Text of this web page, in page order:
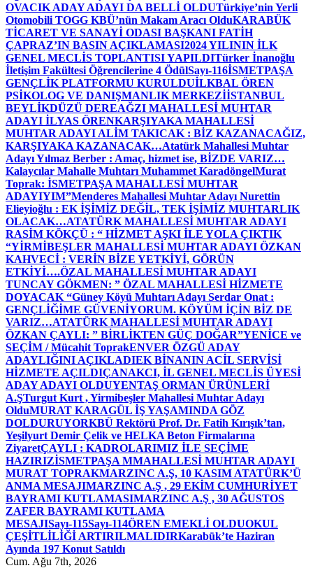
OVACIK ADAY ADAYI DA BELLİ OLDUTürkiye’nin Yerli
Otomobili TOGG KBÜ’nün Makam Aracı OlduKARABÜK
TİCARET VE SANAYİ ODASI BAŞKANI FATİH
ÇAPRAZ’IN BASIN AÇIKLAMASI2024 YILININ İLK
GENEL MECLİS TOPLANTISI YAPILDITürker İnanoğlu
İletişim Fakültesi Öğrencilerine 4 ÖdülSayı-116İSMETPAŞA
GENÇLİK PLATFORMU KURULDUİLKBAL ÖREN
PSİKOLOG VE DANIŞMANLIK MERKEZİİSTANBUL
BEYLİKDÜZÜ DEREAĞZI MAHALLESİ MUHTAR
ADAYI İLYAS ÖRENKARŞIYAKA MAHALLESİ
MUHTAR ADAYI ALİM TAKICAK : BİZ KAZANACAĞIZ,
KARŞIYAKA KAZANACAK…Atatürk Mahallesi Muhtar
Adayı Yılmaz Berber : Amaç, hizmet ise, BİZDE VARIZ…
Kalaycılar Mahalle Muhtarı Muhammet KaradöngelMurat
Toprak: İSMETPAŞA MAHALLESİ MUHTAR
ADAYIYIM”Menderes Mahallesi Muhtar Adayı Nurettin
Elieyioğlu : EK İŞİMİZ DEĞİL, TEK İŞİMİZ MUHTARLIK
OLACAK…ATATÜRK MAHALLESİ MUHTAR ADAYI
RASİM KÖKÇÜ : “ HİZMET AŞKI İLE YOLA ÇIKTIK
“YİRMİBEŞLER MAHALLESİ MUHTAR ADAYI ÖZKAN
KAHVECİ : VERİN BİZE YETKİYİ, GÖRÜN
ETKİYİ….ÖZAL MAHALLESİ MUHTAR ADAYI
TUNCAY GÖKMEN: ” ÖZAL MAHALLESİ HİZMETE
DOYACAK “Güney Köyü Muhtarı Adayı Serdar Onat :
GENÇLİĞİME GÜVENİYORUM. KÖYÜM İÇİN BİZ DE
VARIZ…ATATÜRK MAHALLESİ MUHTAR ADAYI
ÖZKAN ÇAYLI: ” BİRLİKTEN GÜÇ DOĞAR”YENİCE ve
SEÇİM / Mücahit ToprakENVER ÖZGÜ ADAY
ADAYLIĞINI AÇIKLADIEK BİNANIN ACİL SERVİSİ
HİZMETE AÇILDIÇANAKCI, İL GENEL MECLİS ÜYESİ
ADAY ADAYI OLDUYENTAŞ ORMAN ÜRÜNLERİ
A.ŞTurgut Kurt , Yirmibeşler Mahallesi Muhtar Adayı
OlduMURAT KARAGÜL İŞ YAŞAMINDA GÖZ
DOLDURUYORKBÜ Rektörü Prof. Dr. Fatih Kırışık’tan,
Yeşilyurt Demir Çelik ve HELKA Beton Firmalarına
ZiyaretÇAYLI : KADROLARIMIZ İLE SEÇİME
HAZIRIZİSMETPAŞA MMAHALLESİ MUHTAR ADAYI
MURAT TOPRAKMARZINC A.Ş, 10 KASIM ATATÜRK’Ü
ANMA MESAJIMARZINC A.Ş , 29 EKİM CUMHURİYET
BAYRAMI KUTLAMASIMARZINC A.Ş , 30 AĞUSTOS
ZAFER BAYRAMI KUTLAMA
MESAJISayı-115Sayı-114ÖREN EMEKLİ OLDUOKUL
ÇEŞİTLİLİĞİ ARTIRILMALIDIRKarabük’te Haziran
Ayında 197 Konut Satıldı
Cum. Ağu 7th, 2026